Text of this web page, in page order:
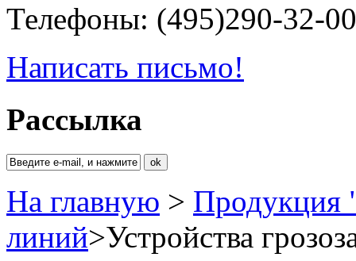
Телефоны: (495)290-32-
Написать письмо!
Рассылка
На главную > Продукция
линий>Устройства